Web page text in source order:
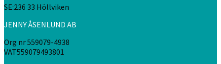
SE:236 33 Höllviken
JENNY ÅSENLUND AB
Org nr 559079-4938
VAT559079493801